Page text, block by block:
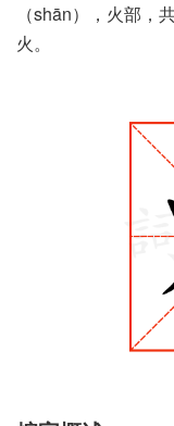
（shān），火部，
火。